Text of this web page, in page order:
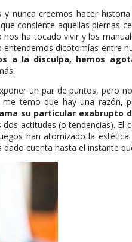
nunca creemos hacer
consiente aquellas piernas
ha tocado vivir y los
dicotomías entre
a la disculpa, hemos
un par de puntos, pero
temo que hay una razón,
su particular exabrupto
actitudes (o tendencias). El
han atomizado la
cuenta hasta el instante